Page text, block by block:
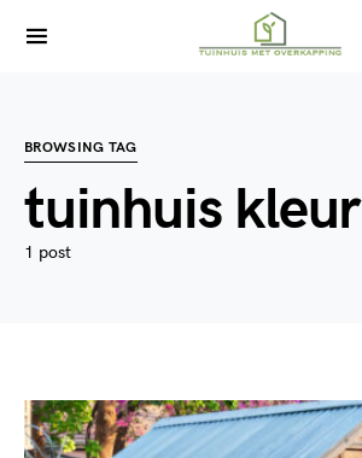
BROWSING TAG
tuinhuis kleur
1 post